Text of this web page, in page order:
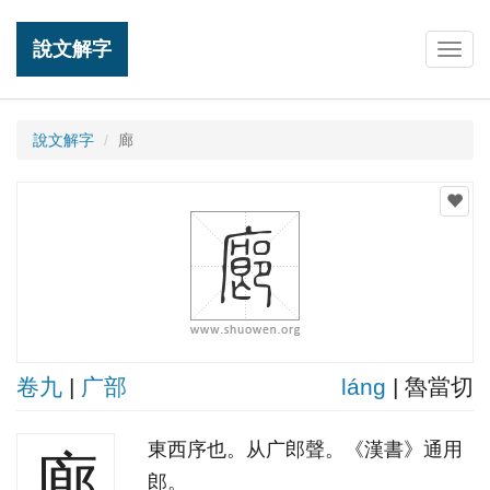
說文解字
說文解字 廊
卷九 | 广部 lánɡ | 魯當切
東西序也。从广郎聲。《漢書》通用
郎。